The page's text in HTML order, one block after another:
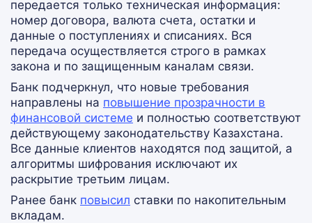
передается только техническая информация:
номер договора, валюта счета, остатки и
данные о поступлениях и списаниях. Вся
передача осуществляется строго в рамках
закона и по защищенным каналам связи.
Банк подчеркнул, что новые требования
направлены на повышение прозрачности в
финансовой системе и полностью соответствуют
действующему законодательству Казахстана.
Все данные клиентов находятся под защитой, а
алгоритмы шифрования исключают их
раскрытие третьим лицам.
Ранее банк повысил ставки по накопительным
вкладам.